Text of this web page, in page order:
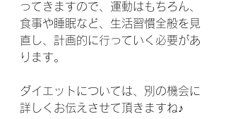
ってきますので、運動はもちろん、
食事や睡眠など、生活習慣全般を見
直し、計画的に行っていく必要があ
ります。
ダイエットについては、別の機会に
詳しくお伝えさせて頂きますね♪